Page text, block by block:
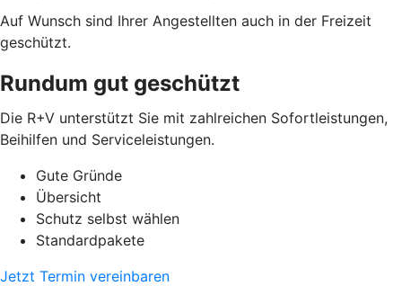
Auf Wunsch sind Ihrer Angestellten auch in der Freizeit
geschützt.
Rundum gut geschützt
Die R+V unterstützt Sie mit zahlreichen Sofortleistungen,
Beihilfen und Serviceleistungen.
Gute Gründe
Übersicht
Schutz selbst wählen
Standardpakete
Jetzt Termin vereinbaren